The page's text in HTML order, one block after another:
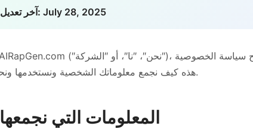
آخر تعديل: July 28, 2025
هذه كيف نجمع معلوماتك الشخصية ونستخدمها ونحميها.
1. المعلومات التي نجمعها